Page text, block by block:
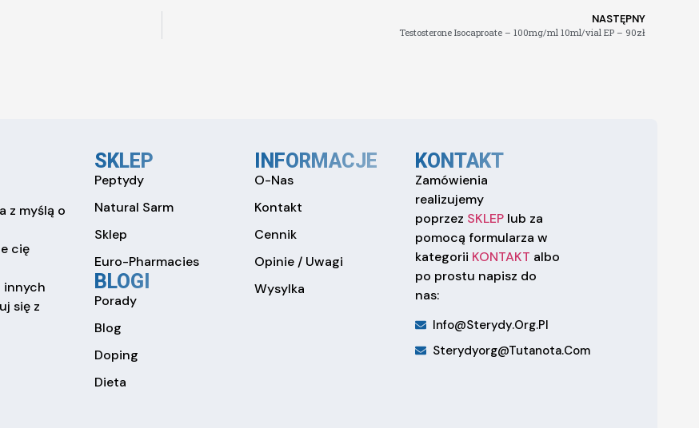
NASTĘPNY
Testosterone Isocaproate – 100mg/ml 10ml/vial EP – 90zł
z myślą o
cię
innych
się z
SKLEP
Peptydy
Natural Sarm
Sklep
Euro-Pharmacies
BLOGI
Porady
Blog
Doping
Dieta
INFORMACJE
O-Nas
Kontakt
Cennik
Opinie / Uwagi
Wysylka
KONTAKT
Zamówienia
realizujemy
poprzez SKLEPlub za
pomocą formularza w
kategorii KONTAKT albo
po prostu napisz do
nas:
Info@sterydy.org.pl
Sterydyorg@tutanota.com